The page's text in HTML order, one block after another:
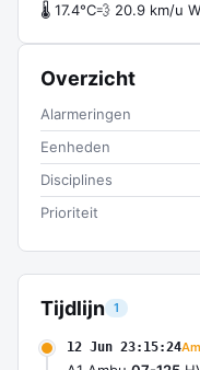
Tijdlijn 1
12 Jun 23:15:24
🌡 17.4°C💨 20.9 km/u
Overzicht
Alarmeringen
Eenheden
Disciplines
Prioriteit